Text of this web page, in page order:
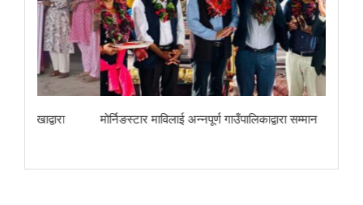
मोर्निङस्टार माविलाई अन्नपूर्ण गाउँपालिकाद्वारा सम्मान छोरेपाटन मा.